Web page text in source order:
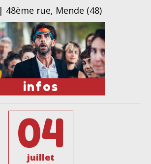
| 48ème rue, Mende (48)
infos
04
juillet